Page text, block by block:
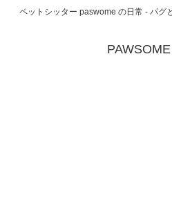
ペットシッター paswome の日常 - パグ